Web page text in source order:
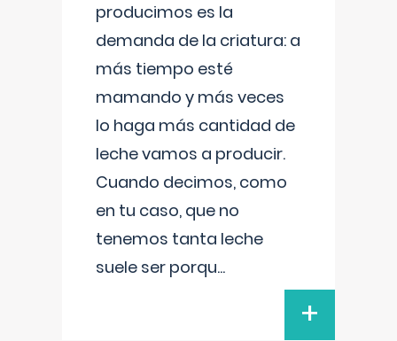
producimos es la
demanda de la criatura: a
más tiempo esté
mamando y más veces
lo haga más cantidad de
leche vamos a producir.
Cuando decimos, como
en tu caso, que no
tenemos tanta leche
suele ser porqu...
+